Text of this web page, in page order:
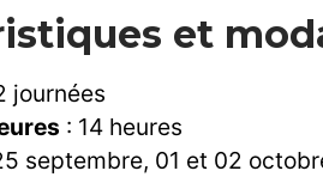
et
journées
: 14 heures
septembre, 01 et 02